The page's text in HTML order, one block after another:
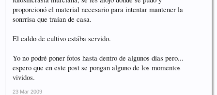
proporcionó el material necesario para intentar mantener la
sonrrisa que traían de casa.
El caldo de cultivo estába servido.
Yo no podré poner fotos hasta dentro de algunos días pero...
espero que en este post se pongan alguno de los momentos
vividos.
23 Mar 2009